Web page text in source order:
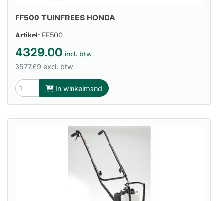
FF500 TUINFREES HONDA
Artikel: FF500
4329.00 incl. btw
3577.69 excl. btw
In winkelmand